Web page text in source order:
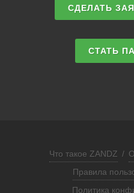
СДЕЛАТЬ
СТАТЬ
Что такое ZANDZ /
Правила
Политика